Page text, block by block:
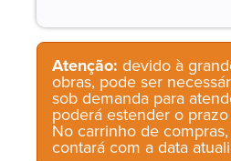
Atenção: devido à
obras, pode ser
sob demanda para
poderá estender o
No carrinho de
contará com a data